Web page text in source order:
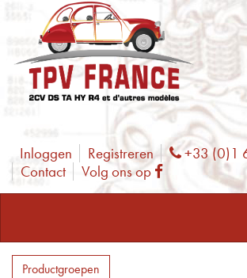
Inloggen Registreren Phone
+33 (0)1
Contact
Volg ons op Facebook
Productgroepen